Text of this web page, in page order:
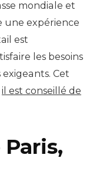
mondiale et
une expérience
est
les besoins
Cet
il est conseillé de